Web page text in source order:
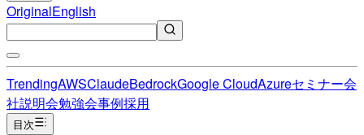
OriginalEnglish
TrendingAWSClaudeBedrockGoogle CloudAzureセミナー会
社説明会勉強会事例採用
目次